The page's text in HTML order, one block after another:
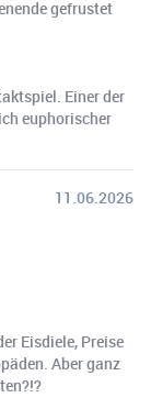
gefrustet
Einer der
euphorischer
11.06.2026
Eisdiele, Preise
Aber ganz